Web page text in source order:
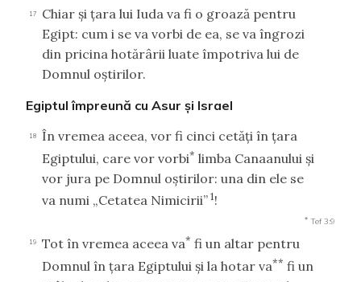
17
Chiar şi ţara lui Iuda va fi o groază pentru
Egipt: cum i se va vorbi de ea, se va îngrozi
din pricina hotărârii luate împotriva lui de
Domnul oştirilor.
Egiptul împreună cu Asur şi Israel
18
În vremea aceea, vor fi cinci cetăţi în ţara
Egiptului, care vor vorbi* limba Canaanului şi
vor jura pe Domnul oştirilor: una din ele se
va numi „Cetatea Nimicirii”1!
* Tef 3:9
19 Tot în vremea aceea va* fi un altar pentru
Domnul în ţara Egiptului şi la hotar va** fi un